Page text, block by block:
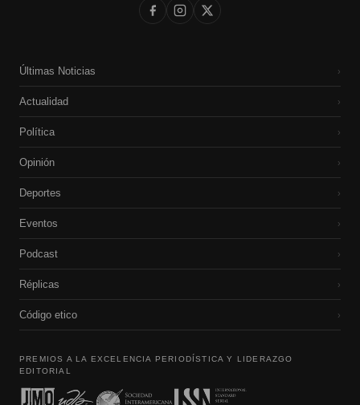
Últimas Noticias ›
Actualidad ›
Política ›
Opinión ›
Deportes ›
Eventos ›
Podcast ›
Réplicas ›
Código etico ›
PREMIOS A LA EXCELENCIA PERIODÍSTICA Y LIDERAZGO
EDITORIAL